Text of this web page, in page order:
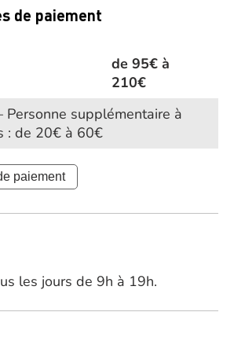
de paiement
de 95€ à
210€
Personne supplémentaire à
: de 20€ à 60€
paiement
les jours de 9h à 19h.